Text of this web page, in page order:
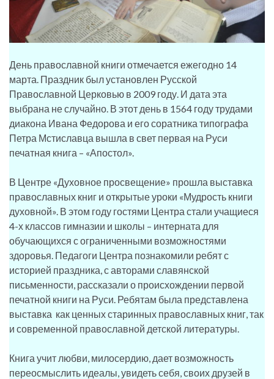
День православной книги отмечается ежегодно 14
марта. Праздник был установлен Русской
Православной Церковью в 2009 году. И дата эта
выбрана не случайно. В этот день в 1564 году трудами
диакона Ивана Федорова и его соратника типографа
Петра Мстиславца вышла в свет первая на Руси
печатная книга – «Апостол».
В Центре «Духовное просвещение» прошла выставка
православных книг и открытые уроки «Мудрость книги
духовной». В этом году гостями Центра стали учащиеся
4-х классов гимназии и школы – интерната для
обучающихся с ограниченными возможностями
здоровья. Педагоги Центра познакомили ребят с
историей праздника, с авторами славянской
письменности, рассказали о происхождении первой
печатной книги на Руси. Ребятам была представлена
выставка как ценных старинных православных книг, так
и современной православной детской литературы.
Книга учит любви, милосердию, дает возможность
переосмыслить идеалы, увидеть себя, своих друзей в